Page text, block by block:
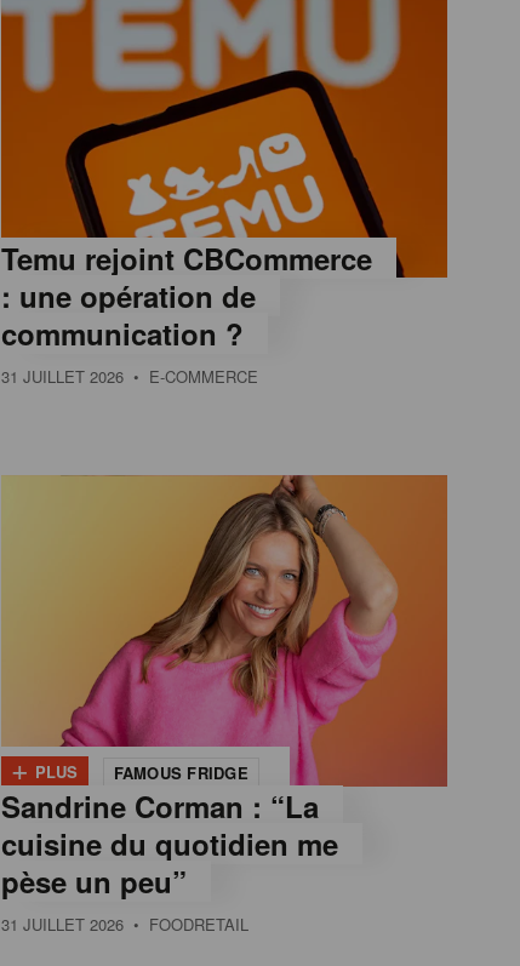
Temu rejoint CBCommerce
: une opération de
communication ?
31 JUILLET 2026 • E-COMMERCE
+ PLUS FAMOUS FRIDGE
Sandrine Corman : “La
cuisine du quotidien me
pèse un peu”
31 JUILLET 2026 • FOODRETAIL